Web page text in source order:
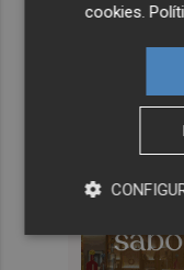
cookies .